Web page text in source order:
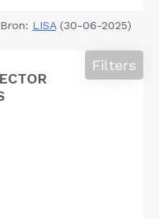
Bron: LISA(30-06-2025)
Filters